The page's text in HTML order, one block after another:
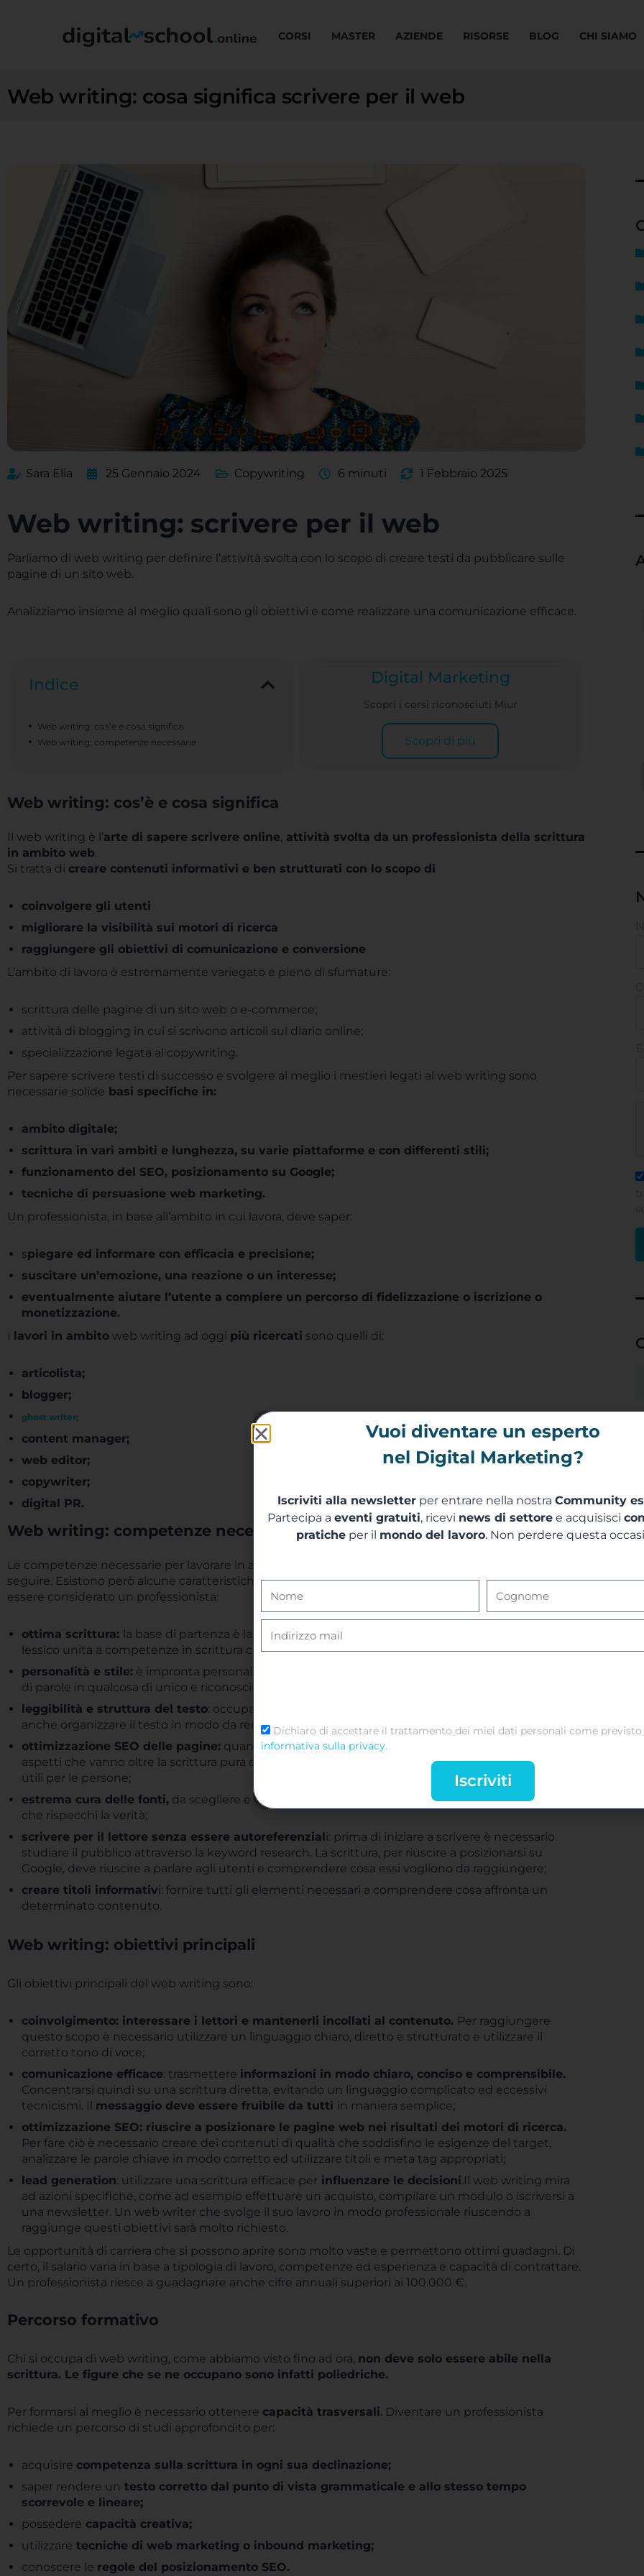
CORSI MASTER AZIENDE RISORSE BLOG CHI SIAMO
Web writing: cosa significa scrivere per il web
Sara Elia 25 Gennaio 2024 Copywriting 6 minuti 1 Febbraio 2025
Web writing: scrivere per il web
Parliamo di web writing per definire l’attività svolta con lo scopo di creare testi da pubblicare sulle
pagine di un sito web.
Analizziamo insieme al meglio quali sono gli obiettivi e come realizzare una comunicazione efficace.
Indice
Web writing: cos’è e cosa significa
Web writing: competenze necessarie
Digital Marketing
Scopri i corsi riconosciuti Miur
Scopri di più
Web writing: cos’è e cosa significa
Il web writing è l’arte di sapere scrivere online, attività svolta da un professionista della scrittura
in ambito web.
Si tratta di creare contenuti informativi e ben strutturati con lo scopo di
coinvolgere gli utenti
migliorare la visibilità sui motori di ricerca
raggiungere gli obiettivi di comunicazione e conversione
L’ambito di lavoro è estremamente variegato e pieno di sfumature:
scrittura delle pagine di un sito web o e-commerce;
attività di blogging in cui si scrivono articoli sul diario online;
specializzazione legata al copywriting.
Per sapere scrivere testi di successo e svolgere al meglio i mestieri legati al web writing sono
necessarie solide basi specifiche in:
ambito digitale;
scrittura in vari ambiti e lunghezza, su varie piattaforme e con differenti stili;
funzionamento del SEO, posizionamento su Google;
tecniche di persuasione web marketing.
Un professionista, in base all’ambito in cui lavora, deve saper:
spiegare ed informare con efficacia e precisione;
suscitare un’emozione, una reazione o un interesse;
eventualmente aiutare l’utente a compiere un percorso di fidelizzazione o iscrizione o
monetizzazione.
I lavori in ambito web writing ad oggi più ricercati sono quelli di:
articolista;
blogger;
ghost writer;
content manager;
web editor;
copywriter;
digital PR.
Web writing: competenze necessarie
Le competenze necessarie per lavorare in ambito web writing dipendono dal singolo lavoro da
seguire. Esistono però alcune caratteristiche universali da approfondire ed immagazzinare per poter
essere considerato un professionista:
ottima scrittura: la base di partenza è la conoscenza alla perfezione della lingua italiana e del suo
lessico unita a competenze in scrittura creativa;
personalità e stile: è impronta personale a fare la differenza, la capacità di trasformare un insieme
di parole in qualcosa di unico e riconoscibile;
leggibilità e struttura del testo: occuparsi di web writing non significa solo saper scrivere ma
anche organizzare il testo in modo da renderlo fruibile nella maniera migliore;
ottimizzazione SEO delle pagine: quando si scrive per il web è necessario valutare una serie di
aspetti che vanno oltre la scrittura pura e semplice. Google predilige i contenuti scritti bene ed
utili per le persone;
estrema cura delle fonti, da scegliere e valutare con attenzione per scrivere un testo completo e
che rispecchi la verità;
scrivere per il lettore senza essere autoreferenziali: prima di iniziare a scrivere è necessario
studiare il pubblico attraverso la keyword research. La scrittura, per riuscire a posizionarsi su
Google, deve riuscire a parlare agli utenti e comprendere cosa essi vogliono da raggiungere;
creare titoli informativi: fornire tutti gli elementi necessari a comprendere cosa affronta un
determinato contenuto.
Web writing: obiettivi principali
Gli obiettivi principali del web writing sono:
coinvolgimento: interessare i lettori e mantenerli incollati al contenuto. Per raggiungere
questo scopo è necessario utilizzare un linguaggio chiaro, diretto e strutturato e utilizzare il
corretto tono di voce;
comunicazione efficace: trasmettere informazioni in modo chiaro, conciso e comprensibile.
Concentrarsi quindi su una scrittura diretta, evitando un linguaggio complicato ed eccessivi
tecnicismi. Il messaggio deve essere fruibile da tutti in maniera semplice;
ottimizzazione SEO: riuscire a posizionare le pagine web nei risultati dei motori di ricerca.
Per fare ciò è necessario creare dei contenuti di qualità che soddisfino le esigenze del target,
analizzare le parole chiave in modo corretto ed utilizzare titoli e meta tag appropriati;
lead generation: utilizzare una scrittura efficace per influenzare le decisioni.Il web writing mira
ad azioni specifiche, come ad esempio effettuare un acquisto, compilare un modulo o iscriversi a
una newsletter. Un web writer che svolge il suo lavoro in modo professionale riuscendo a
raggiunge questi obiettivi sarà molto richiesto.
Le opportunità di carriera che si possono aprire sono molto vaste e permettono ottimi guadagni. Di
certo, il salario varia in base a tipologia di lavoro, competenze ed esperienza e capacità di contrattare.
Un professionista riesce a guadagnare anche cifre annuali superiori ai 100.000 €.
Percorso formativo
Chi si occupa di web writing, come abbiamo visto fino ad ora, non deve solo essere abile nella
scrittura. Le figure che se ne occupano sono infatti poliedriche.
Per formarsi al meglio è necessario ottenere capacità trasversali. Diventare un professionista
richiede un percorso di studi approfondito per:
acquisire competenza sulla scrittura in ogni sua declinazione;
saper rendere un testo corretto dal punto di vista grammaticale e allo stesso tempo
scorrevole e lineare;
possedere capacità creativa;
utilizzare tecniche di web marketing o inbound marketing;
conoscere le regole del posizionamento SEO.
Vuoi diventare un esperto
nel Digital Marketing?
Iscriviti alla newsletterper entrare nella nostra Community
Partecipa a eventi gratuiti, ricevi news di settore e acquisisci
pratiche per il mondo del lavoro. Non perdere questa
Dichiaro di accettare il trattamento dei miei dati personali come previsto
informativa sulla privacy.
Iscriviti